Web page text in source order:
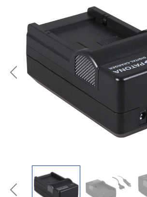
Previous
Previous